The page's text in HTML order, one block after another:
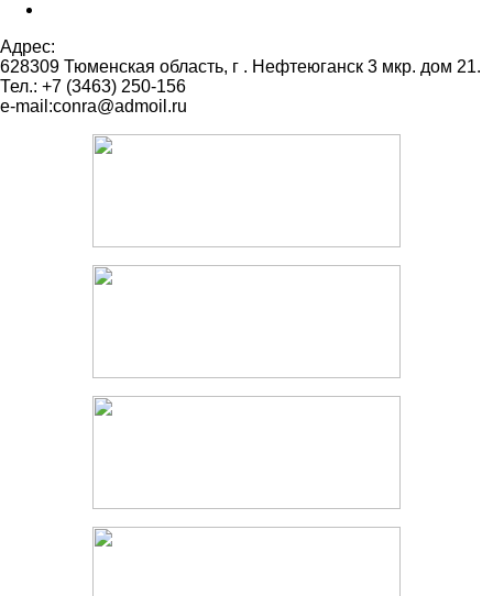
Адрес:
628309 Тюменская область, г . Нефтеюганск 3 мкр. дом 21.
Тел.: +7 (3463) 250-156
e-mail:conra@admoil.ru